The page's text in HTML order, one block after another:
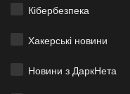
Кібербезпека
Хакерські новини
Новини з ДаркНета